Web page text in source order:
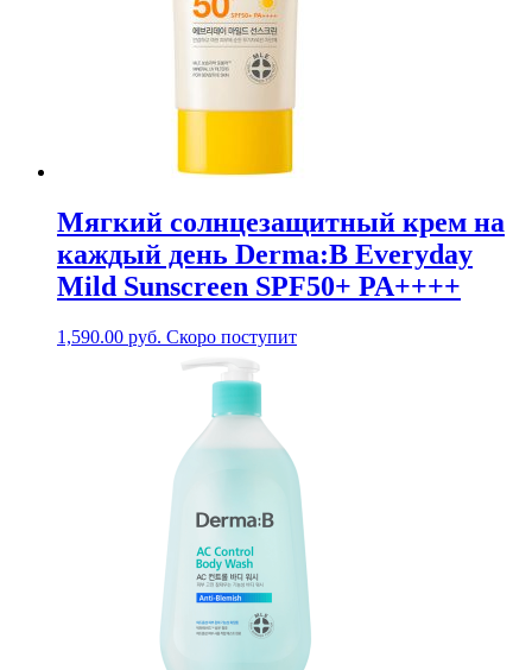
Мягкий солнцезащитный крем на
каждый день Derma:B Everyday
Mild Sunscreen SPF50+ PA++++
1,590.00 руб. Скоро поступит